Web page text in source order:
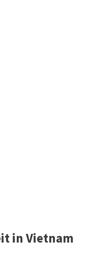
in Vietnam